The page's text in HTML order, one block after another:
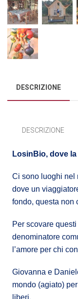
DESCRIZIONE
DESCRIZIONE
LosinBio, dove
Ci sono luoghi nel
dove un
fondo, questa non
Per scovare
denominatore
l’amore per chi
Giovanna e
mondo (agiato)
liberi.